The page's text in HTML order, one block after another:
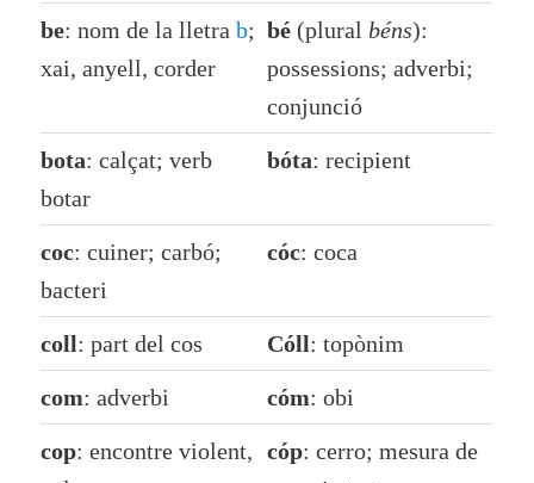
be: nom de la lletrab;
xai, anyell, corder
bé (pluralbéns):
possessions; adverbi;
conjunció
bota: calçat; verb
botar
bóta: recipient
coc: cuiner; carbó;
bacteri
cóc: coca
coll: part del cos Cóll: topònim
com: adverbi cóm: obi
cop: encontre violent, cóp: cerro; mesura de